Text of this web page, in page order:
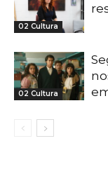
02 Cultura
02 Cultura